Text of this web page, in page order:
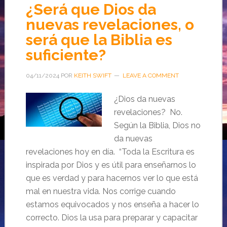
¿Será que Dios da
nuevas revelaciones, o
será que la Biblia es
suficiente?
04/11/2024POR KEITH SWIFT LEAVE A COMMENT
¿Dios da nuevas
revelaciones? No.
Según la Biblia, Dios no
da nuevas
revelaciones hoy en día. “Toda la Escritura es
inspirada por Dios y es útil para enseñarnos lo
que es verdad y para hacernos ver lo que está
mal en nuestra vida. Nos corrige cuando
estamos equivocados y nos enseña a hacer lo
correcto. Dios la usa para preparar y capacitar